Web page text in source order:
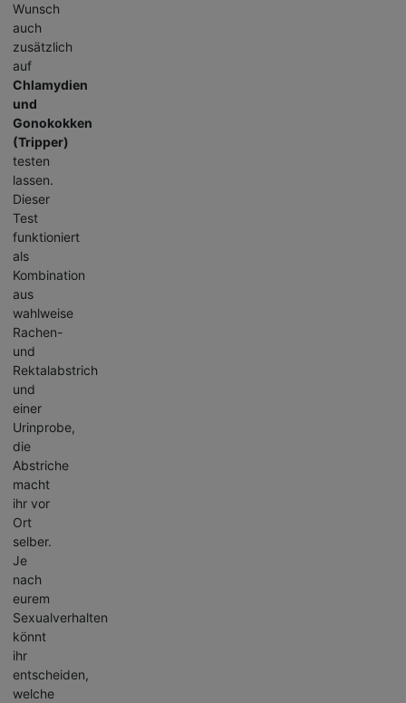
Wunsch
auch
zusätzlich
auf
Chlamydien
und
Gonokokken
(Tripper)
testen
lassen.
Dieser
Test
funktioniert
als
Kombination
aus
wahlweise
Rachen-
und
Rektalabstrich
und
einer
Urinprobe,
die
Abstriche
macht
ihr vor
Ort
selber.
Je
nach
eurem
Sexualverhalten
könnt
ihr
entscheiden,
welche